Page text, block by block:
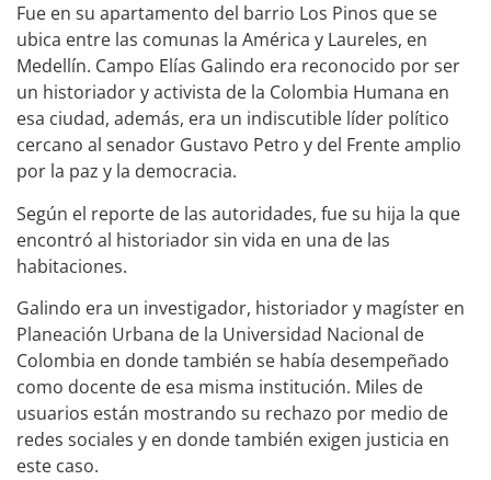
Fue en su apartamento del barrio Los Pinos que se
ubica entre las comunas la América y Laureles, en
Medellín. Campo Elías Galindo era reconocido por ser
un historiador y activista de la Colombia Humana en
esa ciudad, además, era un indiscutible líder político
cercano al senador Gustavo Petro y del Frente amplio
por la paz y la democracia.
Según el reporte de las autoridades, fue su hija la que
encontró al historiador sin vida en una de las
habitaciones.
Galindo era un investigador, historiador y magíster en
Planeación Urbana de la Universidad Nacional de
Colombia en donde también se había desempeñado
como docente de esa misma institución. Miles de
usuarios están mostrando su rechazo por medio de
redes sociales y en donde también exigen justicia en
este caso.